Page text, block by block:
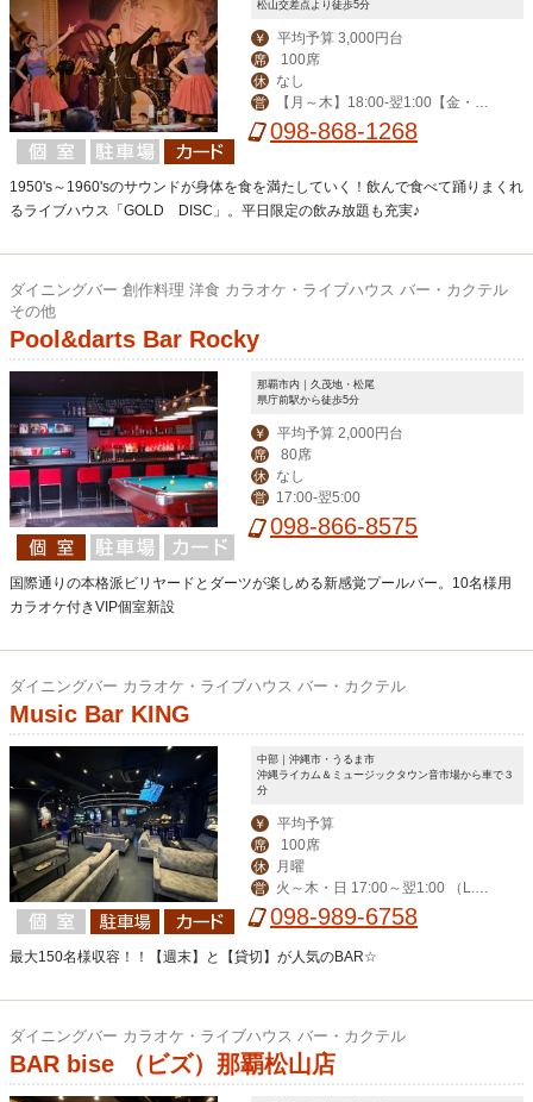
松山交差点より徒歩5分
￥ 平均予算 3,000円台
席 100席
休 なし
営
【月～木】18:00-翌1:00【金・
土】18:00-翌2:00【日・祝】18:00-0:
098-868-1268
1950's～1960'sのサウンドが身体を食を満たしていく！飲んで食べて踊りまくれ
るライブハウス「GOLD DISC」。平日限定の飲み放題も充実♪
ダイニングバー 創作料理 洋食 カラオケ・ライブハウス バー・カクテル
その他
Pool&darts Bar Rocky
那覇市内｜久茂地・松尾
県庁前駅から徒歩5分
￥ 平均予算 2,000円台
席 80席
休 なし
営 17:00-翌5:00
098-866-8575
国際通りの本格派ビリヤードとダーツが楽しめる新感覚プールバー。10名様用
カラオケ付きVIP個室新設
ダイニングバー カラオケ・ライブハウス バー・カクテル
Music Bar KING
中部｜沖縄市・うるま市
沖縄ライカム＆ミュージックタウン音市場から車で３
分
￥ 平均予算
席 100席
休 月曜
営
火～木・日 17:00～翌1:00 （L.O.
24:00)／金・土・祝前日 17:00～5:00
098-989-6758
最大150名様収容！！【週末】と【貸切】が人気のBAR☆
ダイニングバー カラオケ・ライブハウス バー・カクテル
BAR bise （ビズ）那覇松山店